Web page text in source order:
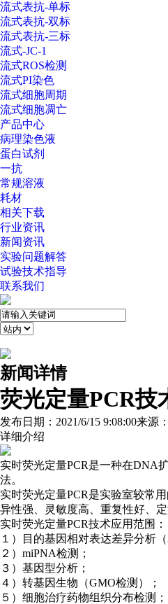
流式表抗-单标
流式表抗-双标
流式表抗-三标
流式-JC-1
流式ROS检测
流式PI染色
流式细胞周期
流式细胞凋亡
产品中心
病理染色液
蛋白试剂
一抗
常规溶液
耗材
相关下载
行业资讯
新闻资讯
实验问题解答
试验技术指导
联系我们
新闻详情
荧光定量PCR技
发布日期：2021/6/15 9:08:00来源
详细介绍
实时荧光定量PCR是一种在DNA
法。
实时荧光定量PCR是实验室较常
异性强、灵敏度高、重复性好、
实时荧光定量PCR技术应用范围：
１）目的基因相对表达差异分析
２）miPNA检测；
３）基因型分析；
４）转基因生物（GMO检测）；
５）细胞治疗药物组织分布检测；